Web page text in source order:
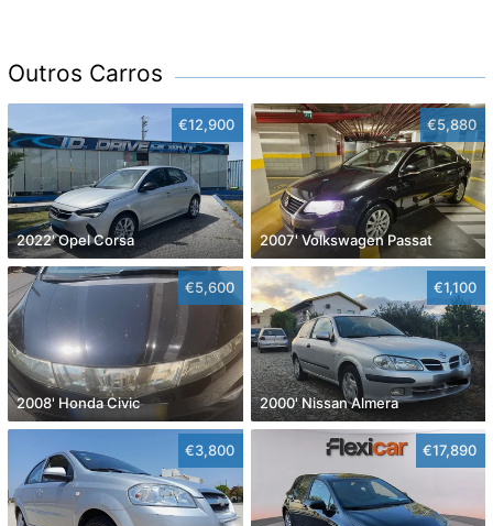
Outros Carros
€12,900
2022' Opel Corsa
€5,880
2007' Volkswagen Passat
€5,600
2008' Honda Civic
€1,100
2000' Nissan Almera
€3,800 €17,890